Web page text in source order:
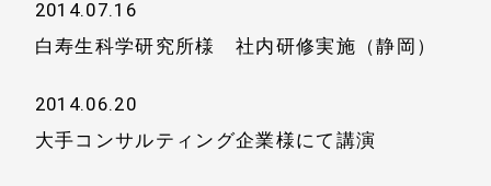
2014.07.16
白寿生科学研究所様 社内研修実施（静岡）
2014.06.20
大手コンサルティング企業様にて講演